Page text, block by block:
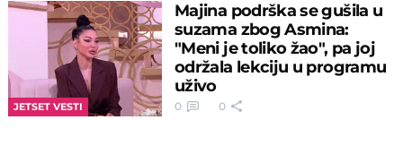
JETSET VESTI
Majina podrška se gušila u
suzama zbog Asmina:
"Meni je toliko žao", pa joj
održala lekciju u programu
uživo
0 0